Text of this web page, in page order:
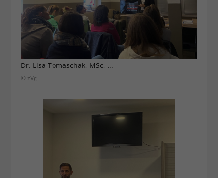
Dr. Lisa Tomaschak, MSc, ...
© zVg